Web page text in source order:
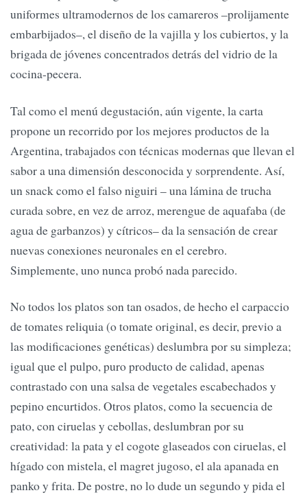
uniformes ultramodernos de los camareros –prolijamente
embarbijados–, el diseño de la vajilla y los cubiertos, y la
brigada de jóvenes concentrados detrás del vidrio de la
cocina-pecera.
Tal como el menú degustación, aún vigente, la carta
propone un recorrido por los mejores productos de la
Argentina, trabajados con técnicas modernas que llevan el
sabor a una dimensión desconocida y sorprendente. Así,
un snack como el falso niguiri – una lámina de trucha
curada sobre, en vez de arroz, merengue de aquafaba (de
agua de garbanzos) y cítricos– da la sensación de crear
nuevas conexiones neuronales en el cerebro.
Simplemente, uno nunca probó nada parecido.
No todos los platos son tan osados, de hecho el carpaccio
de tomates reliquia (o tomate original, es decir, previo a
las modificaciones genéticas) deslumbra por su simpleza;
igual que el pulpo, puro producto de calidad, apenas
contrastado con una salsa de vegetales escabechados y
pepino encurtidos. Otros platos, como la secuencia de
pato, con ciruelas y cebollas, deslumbran por su
creatividad: la pata y el cogote glaseados con ciruelas, el
hígado con mistela, el magret jugoso, el ala apanada en
panko y frita. De postre, no lo dude un segundo y pida el